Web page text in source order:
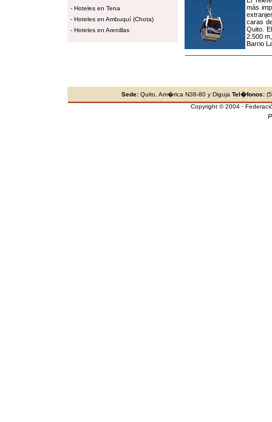
- Hoteles en Tena
- Hoteles en Ambuquí (Chota)
- Hoteles en Arenillas
más
caras
Quito.
2.500
Barrio
Sede: Quito, Am�rica N38-80 y Diguja Tel�fonos:
Copyright © 2004 ·